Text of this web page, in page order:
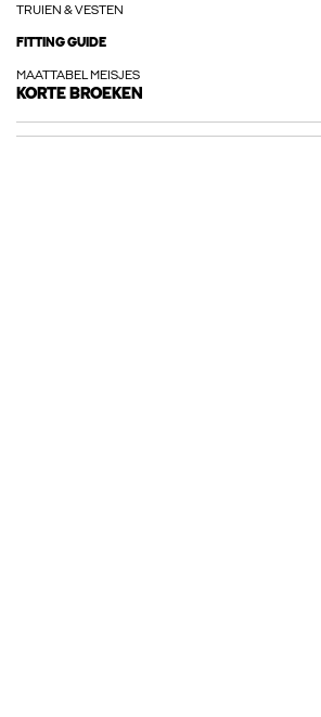
TRUIEN & VESTEN
FITTING GUIDE
MAATTABEL MEISJES
KORTE BROEKEN